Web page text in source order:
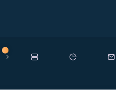
Nou